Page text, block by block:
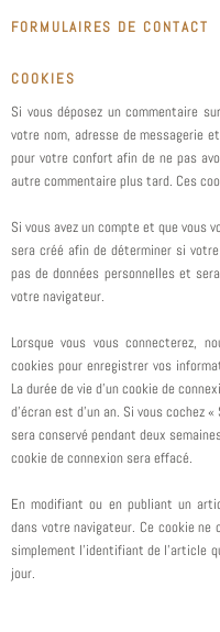
FORMULAIRES DE CONTACT
COOKIES
Si vous déposez un commentaire
votre nom, adresse de messagerie
pour votre confort afin de ne pas
autre commentaire plus tard. Ces
Si vous avez un compte et que vous
sera créé afin de déterminer si
pas de données personnelles et
votre navigateur.
Lorsque vous vous connecterez,
cookies pour enregistrer vos
La durée de vie d’un cookie de
d’écran est d’un an. Si vous cochez
sera conservé pendant deux
cookie de connexion sera effacé.
En modifiant ou en publiant un
dans votre navigateur. Ce cookie ne
simplement l’identifiant de l’article
jour.